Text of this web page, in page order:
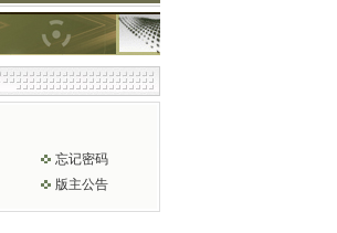
忘记密码
版主公告